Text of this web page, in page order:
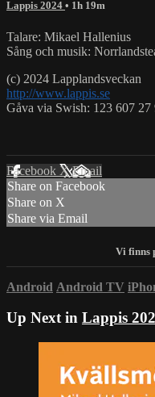
Lappis 2024 • 1h 19m
Talare: Mikael Hallenius
Sång och musik:
(c) 2024 Lapplandsveckan
http://www.lappis.se
Gåva via Swish: 123 607 27
Facebook XEmail
Share on Facebook
Share on X
Share via Email
Android Android TV
Up Next in Lappis